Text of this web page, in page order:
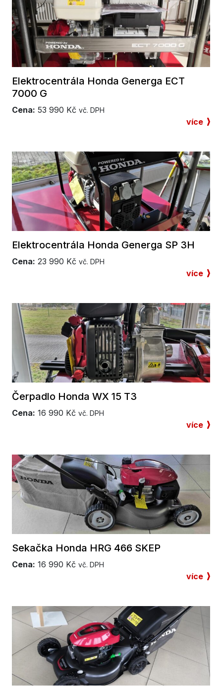
Elektrocentrála Honda Generga ECT
7000 G
Cena: 53 990 Kč vč. DPH
více
Elektrocentrála Honda Generga SP 3H
Cena: 23 990 Kč vč. DPH
více
Čerpadlo Honda WX 15 T3
Cena: 16 990 Kč vč. DPH
více
Sekačka Honda HRG 466 SKEP
Cena: 16 990 Kč vč. DPH
více